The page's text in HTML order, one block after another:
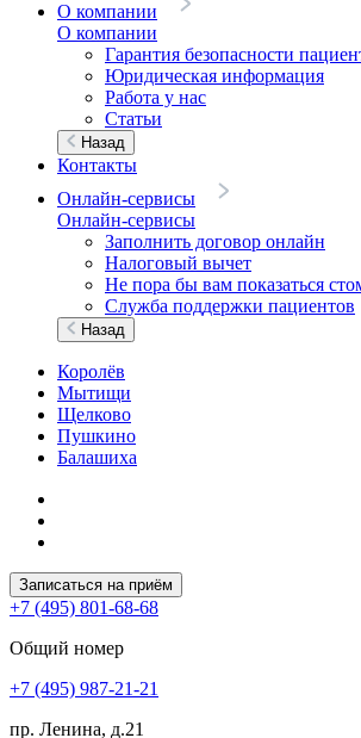
О компании
О компании
Гарантия безопасности
Юридическая информация
Работа у нас
Статьи
Назад
Контакты
Онлайн-сервисы
Онлайн-сервисы
Заполнить договор онлайн
Налоговый вычет
Не пора бы вам показаться
Служба поддержки пациентов
Назад
Королёв
Мытищи
Щелково
Пушкино
Балашиха
Записаться на приём
+7 (495) 801-68-68
Общий номер
+7 (495) 987-21-21
пр. Ленина, д.21